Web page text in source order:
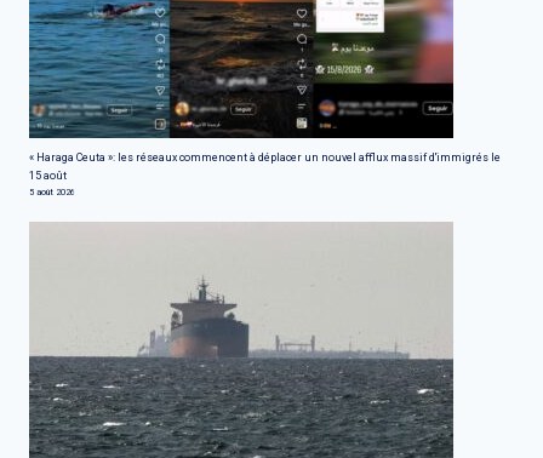
« Haraga Ceuta »: les réseaux commencent à déplacer un nouvel afflux massif d'immigrés le
15 août
5 août 2026